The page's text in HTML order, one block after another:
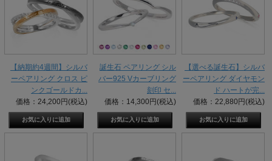
【納期約4週間】シルバ
ーペアリング クロス ピ
ンクゴールドカ...
価格：24,200円(税込)
誕生石 ペアリング シル
バー925 Vカーブリング
刻印 セ...
価格：14,300円(税込)
【選べる誕生石】シルバ
ーペアリング ダイヤモン
ド ハートが完...
価格：22,880円(税込)